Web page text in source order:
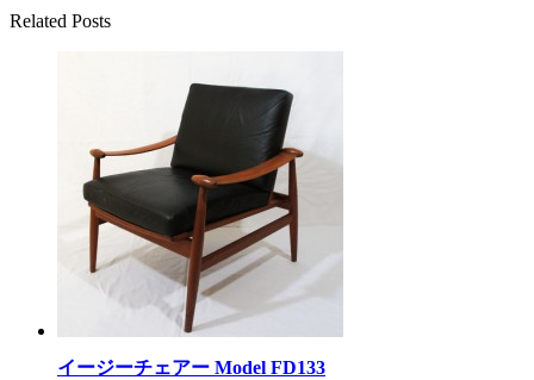
Related Posts
イージーチェアー Model FD133